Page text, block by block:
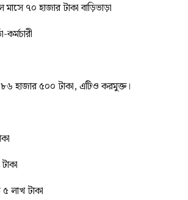
মাসে ৭০ হাজার টাকা বাড়িভাড়া
কর্মচারী
৮৬ হাজার ৫০০ টাকা, এটিও করমুক্ত।
৫ লাখ টাকা